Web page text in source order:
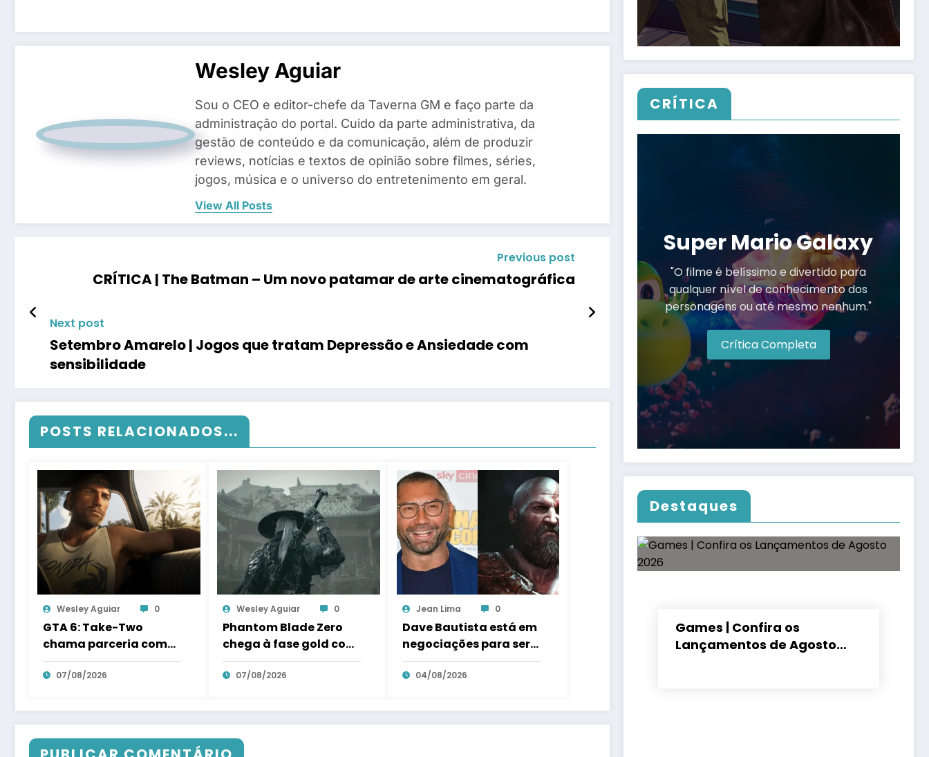
Wesley Aguiar
Sou o CEO e editor-chefe da Taverna GM e faço parte da
administração do portal. Cuido da parte administrativa, da
gestão de conteúdo e da comunicação, além de produzir
reviews, notícias e textos de opinião sobre filmes, séries,
jogos, música e o universo do entretenimento em geral.
View All Posts
Previous post
CRÍTICA | The Batman – Um novo patamar de arte cinematográfica
Next post
Setembro Amarelo | Jogos que tratam Depressão e Ansiedade com
sensibilidade
POSTS RELACIONADOS...
Wesley Aguiar 0
GTA 6: Take-Two
chama parceria com
Netflix de “inovadora”
e CEO prevê streaming
07/08/2026
Wesley Aguiar 0
Phantom Blade Zero
chega à fase gold com
pré-venda e trailer de
11 minutos marcados
“surpresa” está
guardada
07/08/2026
Jean Lima 0
Dave Bautista está em
negociações para ser
Kratos na serie de God
of war
04/08/2026
CRÍTICA
Super Mario Galaxy
"O filme é belíssimo e divertido para
qualquer nível de conhecimento dos
personagens ou até mesmo nenhum."
Crítica Completa
Destaques
Games | Confira os
Lançamentos de Agosto